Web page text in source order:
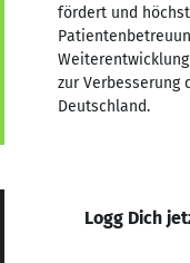
fördert und
zur Verbesserung
Deutschland.
Logg Dich